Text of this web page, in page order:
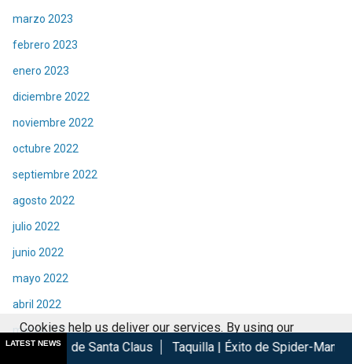
marzo 2023
febrero 2023
enero 2023
diciembre 2022
noviembre 2022
octubre 2022
septiembre 2022
agosto 2022
julio 2022
junio 2022
mayo 2022
abril 2022
marzo 2022
LATEST NEWS
Claus Taquilla | Éxito de Spider-Man Brand New Day en
Cookies help us deliver our services. By using our
services, you agree to our use of cookies.
Got it